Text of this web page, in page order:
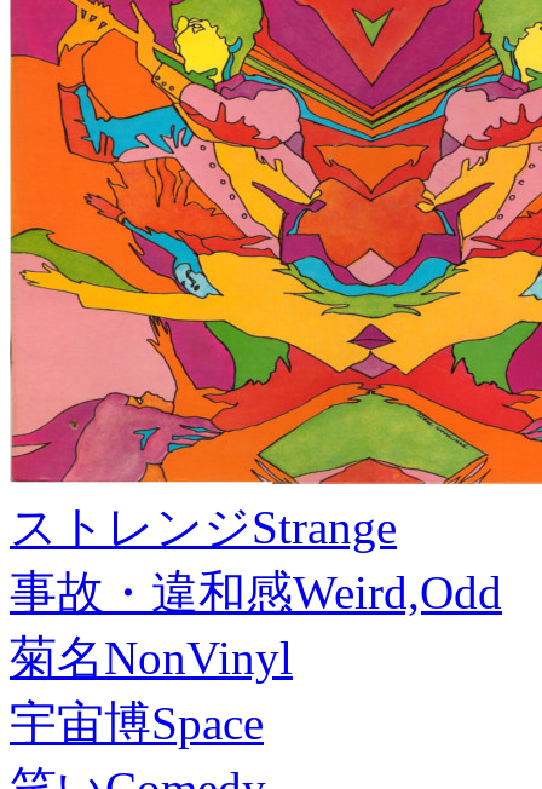
ストレンジStrange
事故・違和感Weird,Odd
菊名NonVinyl
宇宙博Space